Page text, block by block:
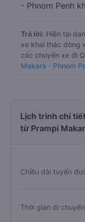
- Phnom Penh
Trả lời: Hiện tại
xe khai thác dòng
các chuyến xe đi
Makara - Phnom
Lịch trình chi
từ Prampi
Chiều dài tuyến
Thời gian di chuyển